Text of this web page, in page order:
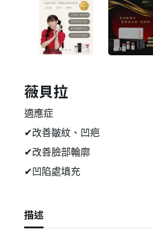
薇貝拉
適應症
✔改善皺紋、凹疤
✔改善臉部輪廓
✔凹陷處填充
描述